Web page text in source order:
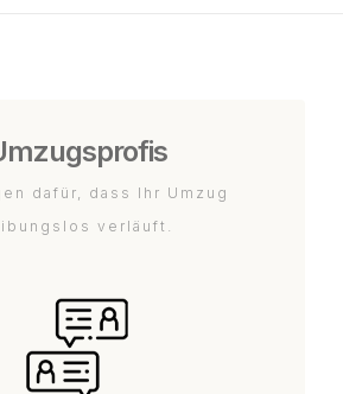
dafür, dass Ihr Umzug
verläuft.